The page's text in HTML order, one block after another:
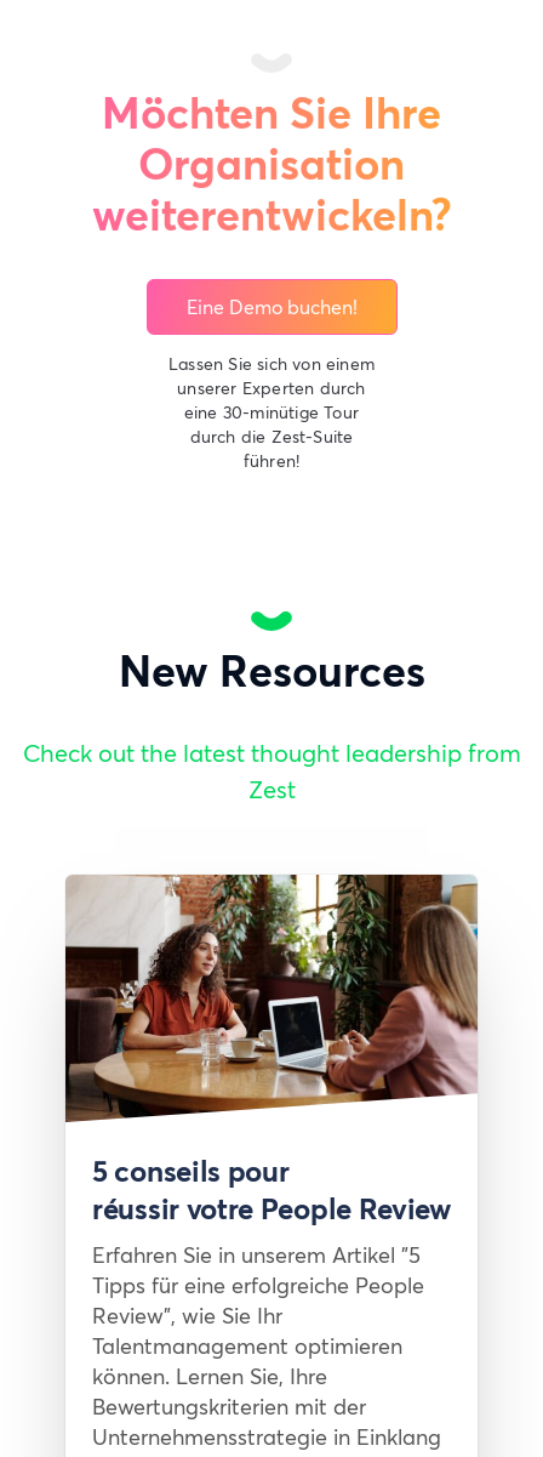
Möchten Sie Ihre
Organisation
weiterentwickeln?
Eine Demo buchen!
Lassen Sie sich von einem
unserer Experten durch
eine 30-minütige Tour
durch die Zest-Suite
führen!
New Resources
Check out the latest thought leadership from
Zest
5 conseils pour
réussir votre People Review
Erfahren Sie in unserem Artikel "5
Tipps für eine erfolgreiche People
Review", wie Sie Ihr
Talentmanagement optimieren
können. Lernen Sie, Ihre
Bewertungskriterien mit der
Unternehmensstrategie in Einklang